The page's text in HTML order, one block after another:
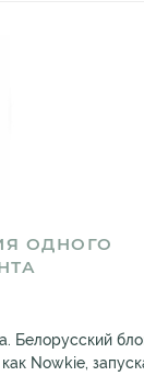
ОДНОГО
Белорусский
Nowkie,